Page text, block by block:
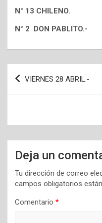
N° 13 CHILENO.
N° 2 DON PABLITO.-
Navegación
VIERNES 28 ABRIL.-
Deja un
Tu dirección de correo
campos obligatorios
Comentario *